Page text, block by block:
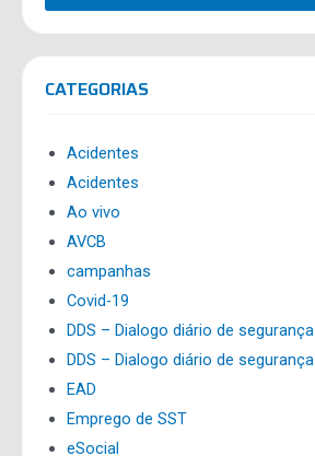
CATEGORIAS
Acidentes
Acidentes
Ao vivo
AVCB
campanhas
Covid-19
DDS – Dialogo diário de segurança
DDS – Dialogo diário de segurança
EAD
Emprego de SST
eSocial